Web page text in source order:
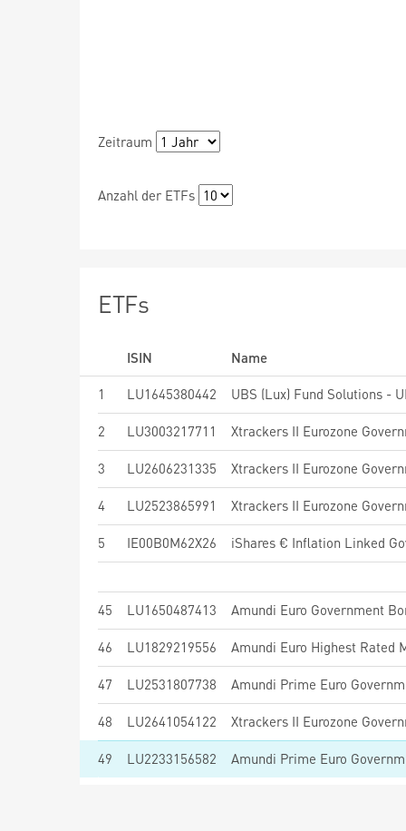
Zeitraum
Anzahl der ETFs
ETFs
ISIN
Name
1
LU1645380442
2 LU3003217711
3 LU2606231335
4 LU2523865991
5 IE00B0M62X26 iShares € Inflation Linked
45 LU1650487413 Amundi Euro Government
46 LU1829219556
47 LU2531807738 Amundi Prime Euro
48 LU2641054122 Xtrackers II Eurozone
49 LU2233156582 Amundi Prime Euro